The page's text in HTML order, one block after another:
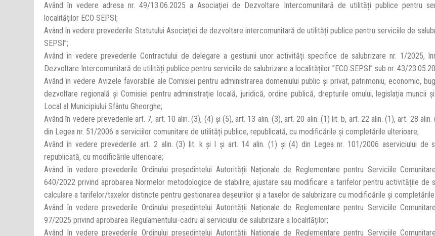
Având în vedere adresa nr. 49/13.06.2025 a Asociaţiei de Dezvoltare Intercomunitară de utilități publice pentru
localităților ECO SEPSI;
Având în vedere prevederile Statutului Asociației de dezvoltare intercomunitară de utilități publice pentru serviciile de
SEPSI”;
Având în vedere prevederile Contractului de delegare a gestiunii unor activități specifice de salubrizare nr. 1/2025,
Dezvoltare Intercomunitară de utilități publice pentru serviciile de salubrizare a localităților ”ECO SEPSI” sub nr. 43/
Având în vedere Avizele favorabile ale Comisiei pentru administrarea domeniului public și privat, patrimoniu, economic,
dezvoltare regională și Comisiei pentru administrație locală, juridică, ordine publică, drepturile omului, legislația muncii
Local al Municipiului Sfântu Gheorghe;
Având în vedere prevederile art. 7, art. 10 alin. (3), (4) și (5), art. 13 alin. (3), art. 20 alin. (1) lit. b, art. 22 alin. (1), art. 28
din Legea nr. 51/2006 a serviciilor comunitare de utilități publice, republicată, cu modificările și completările ulterioare;
Având în vedere prevederile art. 2 alin. (3) lit. k și l și art. 14 alin. (1) și (4) din Legea nr. 101/2006 aserviciului de
republicată, cu modificările ulterioare;
Având în vedere prevederile Ordinului președintelui Autorității Naționale de Reglementare pentru Serviciile
640/2022 privind aprobarea Normelor metodologice de stabilire, ajustare sau modificare a tarifelor pentru activitățile de
calculare a tarifelor/taxelor distincte pentru gestionarea deșeurilor și a taxelor de salubrizare cu modificările și
Având în vedere prevederile Ordinului președintelui Autorității Naționale de Reglementare pentru Serviciile
97/2025 privind aprobarea Regulamentului-cadru al serviciului de salubrizare a localităților;
Având în vedere prevederile Ordinului președintelui Autorității Naționale de Reglementare pentru Serviciile